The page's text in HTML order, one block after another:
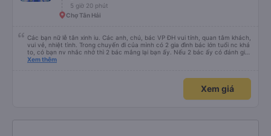
5 giờ 20 phút
Chợ Tân Hải
Các bạn nữ lễ tân xinh iu. Các anh, chú, bác VP ĐH vui tính, quan tâm khách,
vui vẻ, nhiệt tình. Trong chuyến đi của mình có 2 gia đình bác lớn tuổi nc khá
to, có bạn nv nhắc nhở thì 2 bác mắng lại bạn ấy. Nếu 2 bác ấy có đánh giá
xấu thì mình ngược lại nha. Bạn ấy nhắc nhở rất đúng. 2 bác nói rất to. To
bạn ấy nha. Nếu bạn ấy bị trừ thì bảo bạn ấy liên hệ sđt của mình, mình hỗ
trợ ạ. Số mình đuôi 666, chuyến ĐH-NT ngày 16/1. À các bạn nữ lễ tân xinh
iu còn đổi cho mình phòng đơn sang đôi xong còn note là (một mình) yêu
Xem thêm
Xem giá